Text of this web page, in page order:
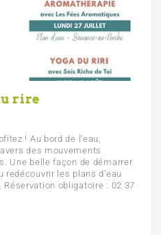
rire
! Au bord de l’eau,
des mouvements
Une belle façon de démarrer
redécouvrir les plans d’eau
obligatoire : 02 37